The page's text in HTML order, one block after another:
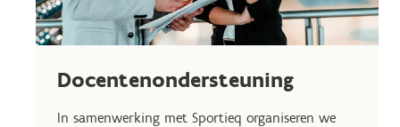
Docentenondersteuning
In samenwerking met Sportieq organiseren we